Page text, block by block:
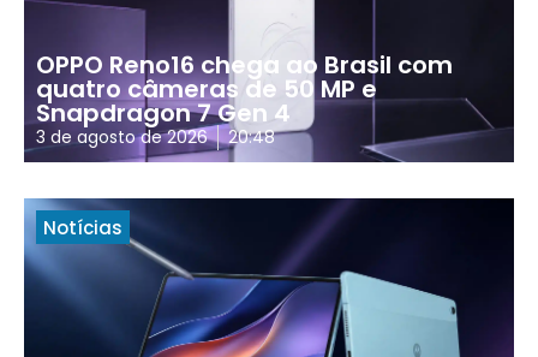
OPPO Reno16 chega ao Brasil com
quatro câmeras de 50 MP e
Snapdragon 7 Gen 4
3 de agosto de 2026 20:48
Notícias